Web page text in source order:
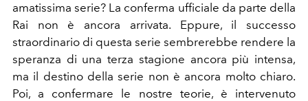
amatissima serie? La conferma ufficiale da parte della
Rai non è ancora arrivata. Eppure, il successo
straordinario di questa serie sembrerebbe rendere la
speranza di una terza stagione ancora più intensa,
ma il destino della serie non è ancora molto chiaro.
Poi, a confermare le nostre teorie, è intervenuto